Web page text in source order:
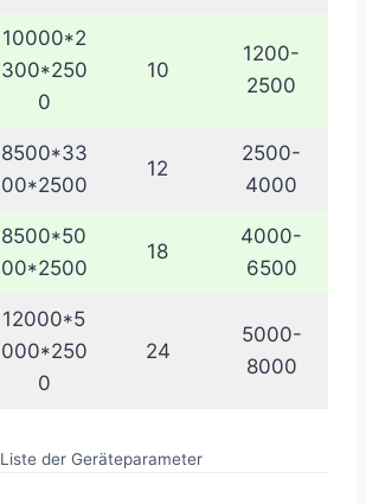
10000*2
300*250
0
10
1200-
2500
8500*33
00*2500
12
2500-
4000
8500*50
00*2500
18
4000-
6500
12000*5
000*250
0
24
5000-
8000
Liste der Geräteparameter